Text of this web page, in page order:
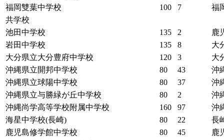
福岡雙葉中学校
100 7
福
共学校
池田中学校
135 2
鹿
岩田中学校
135 8
大
大分県立大分豊府中学校
120 3
大
沖縄県立開邦中学校
80 43
沖
沖縄県立球陽中学校
80 37
沖
沖縄県立与勝緑が丘中学校
80 2
沖
沖縄尚学高等学校附属中学校
160 97
沖
海星中学校(長崎)
80 22
長
鹿児島修学館中学校
80 45
鹿